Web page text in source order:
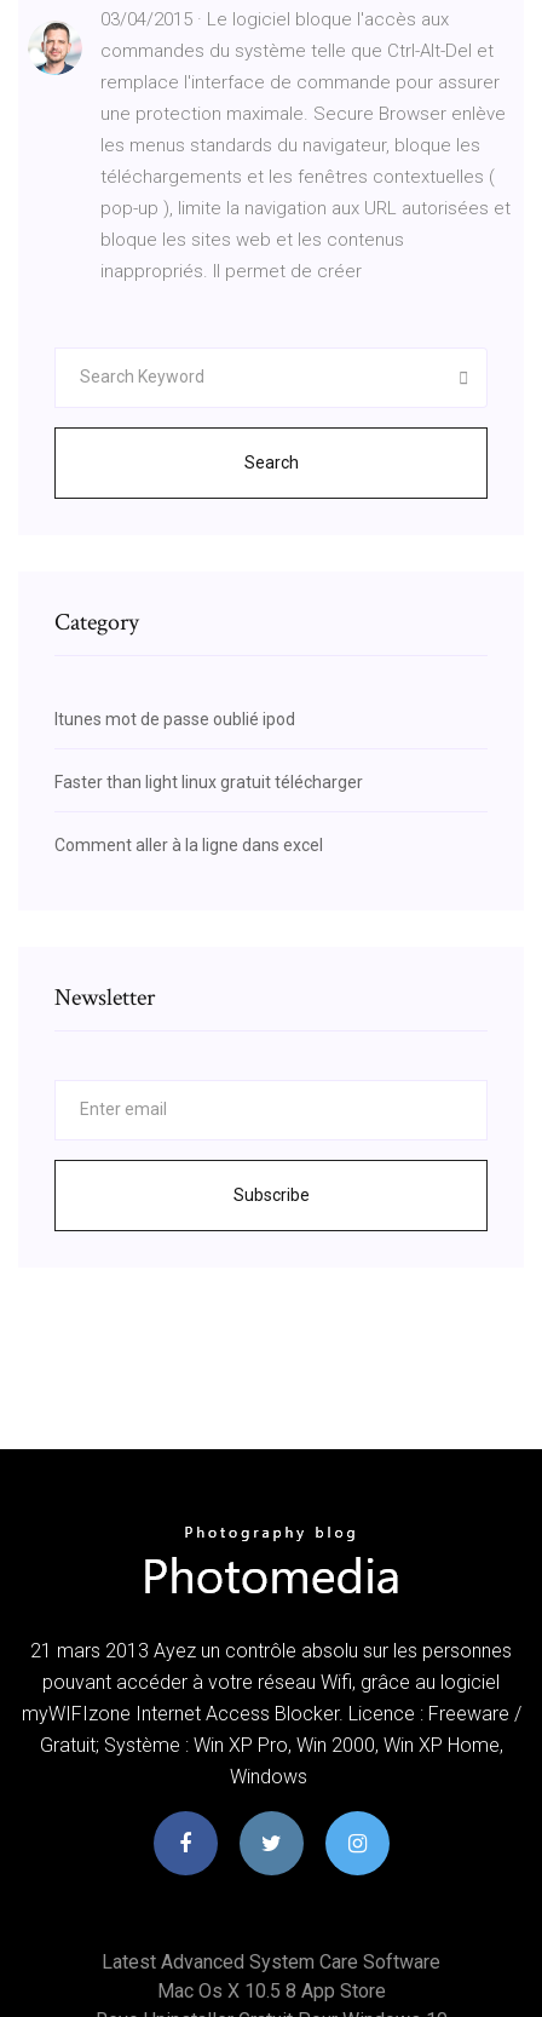
03/04/2015 · Le logiciel bloque l'accès aux
commandes du système telle que Ctrl-Alt-Del et
remplace l'interface de commande pour assurer
une protection maximale. Secure Browser enlève
les menus standards du navigateur, bloque les
téléchargements et les fenêtres contextuelles (
pop-up ), limite la navigation aux URL autorisées et
bloque les sites web et les contenus
inappropriés. Il permet de créer
Search
Category
Itunes mot de passe oublié ipod
Faster than light linux gratuit télécharger
Comment aller à la ligne dans excel
Newsletter
Subscribe
21 mars 2013 Ayez un contrôle absolu sur les personnes
pouvant accéder à votre réseau Wifi, grâce au logiciel
myWIFIzone Internet Access Blocker. Licence : Freeware /
Gratuit; Système : Win XP Pro, Win 2000, Win XP Home,
Windows
Latest Advanced System Care Software
Mac Os X 10.5 8 App Store